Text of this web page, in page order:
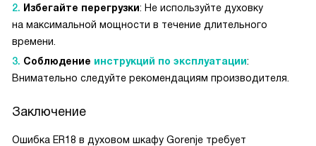
Избегайте перегрузки: Не используйте духовку
на максимальной мощности в течение длительного
времени.
Соблюдение инструкций по эксплуатации:
Внимательно следуйте рекомендациям производителя.
Заключение
Ошибка ER18 в духовом шкафу Gorenje требует